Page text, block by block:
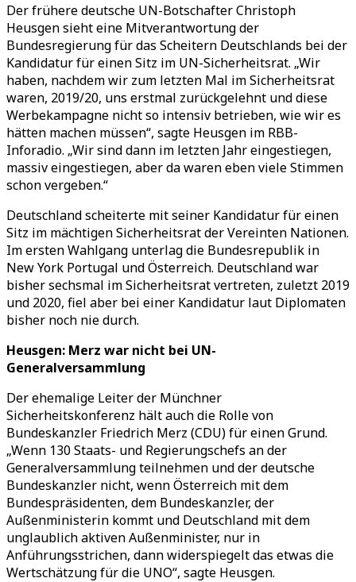
Der frühere deutsche UN-Botschafter Christoph
Heusgen sieht eine Mitverantwortung der
Bundesregierung für das Scheitern Deutschlands bei der
Kandidatur für einen Sitz im UN-Sicherheitsrat. „Wir
haben, nachdem wir zum letzten Mal im Sicherheitsrat
waren, 2019/20, uns erstmal zurückgelehnt und diese
Werbekampagne nicht so intensiv betrieben, wie wir es
hätten machen müssen“, sagte Heusgen im RBB-
Inforadio. „Wir sind dann im letzten Jahr eingestiegen,
massiv eingestiegen, aber da waren eben viele Stimmen
schon vergeben.“
Deutschland scheiterte mit seiner Kandidatur für einen
Sitz im mächtigen Sicherheitsrat der Vereinten Nationen.
Im ersten Wahlgang unterlag die Bundesrepublik in
New York Portugal und Österreich. Deutschland war
bisher sechsmal im Sicherheitsrat vertreten, zuletzt 2019
und 2020, fiel aber bei einer Kandidatur laut Diplomaten
bisher noch nie durch.
Heusgen: Merz war nicht bei UN-
Generalversammlung
Der ehemalige Leiter der Münchner
Sicherheitskonferenz hält auch die Rolle von
Bundeskanzler Friedrich Merz (CDU) für einen Grund.
„Wenn 130 Staats- und Regierungschefs an der
Generalversammlung teilnehmen und der deutsche
Bundeskanzler nicht, wenn Österreich mit dem
Bundespräsidenten, dem Bundeskanzler, der
Außenministerin kommt und Deutschland mit dem
unglaublich aktiven Außenminister, nur in
Anführungsstrichen, dann widerspiegelt das etwas die
Wertschätzung für die UNO“, sagte Heusgen.